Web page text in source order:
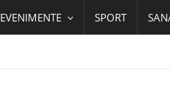
EVENIMENTE SPORT